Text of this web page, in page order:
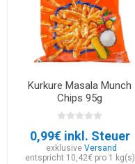
Kurkure Masala Munch
Chips 95g
0,99€ inkl. Steuer
exklusiveVersand
entspricht 10,42€ pro 1 kg(s)